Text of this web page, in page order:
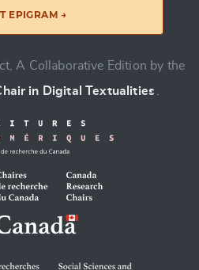
EPIGRAM →
A Collaborative Edition by the
in Digital Textualities